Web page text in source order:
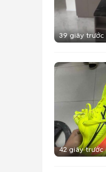
39 giây trước
42 giây trước